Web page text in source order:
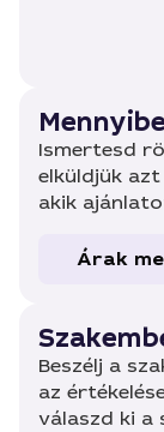
Ismertesd
elküldjük azt
akik
Árak
Beszélj a
az
válaszd ki a